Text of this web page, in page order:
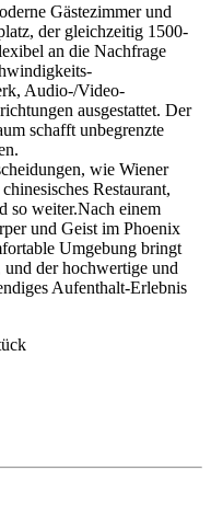
Gästezimmer und
der gleichzeitig 1500-
an die Nachfrage
Audio-/Video-
ausgestattet. Der
schafft unbegrenzte
wie Wiener
Restaurant,
so weiter.Nach einem
und Geist im Phoenix
Umgebung bringt
und der hochwertige und
Aufenthalt-Erlebnis